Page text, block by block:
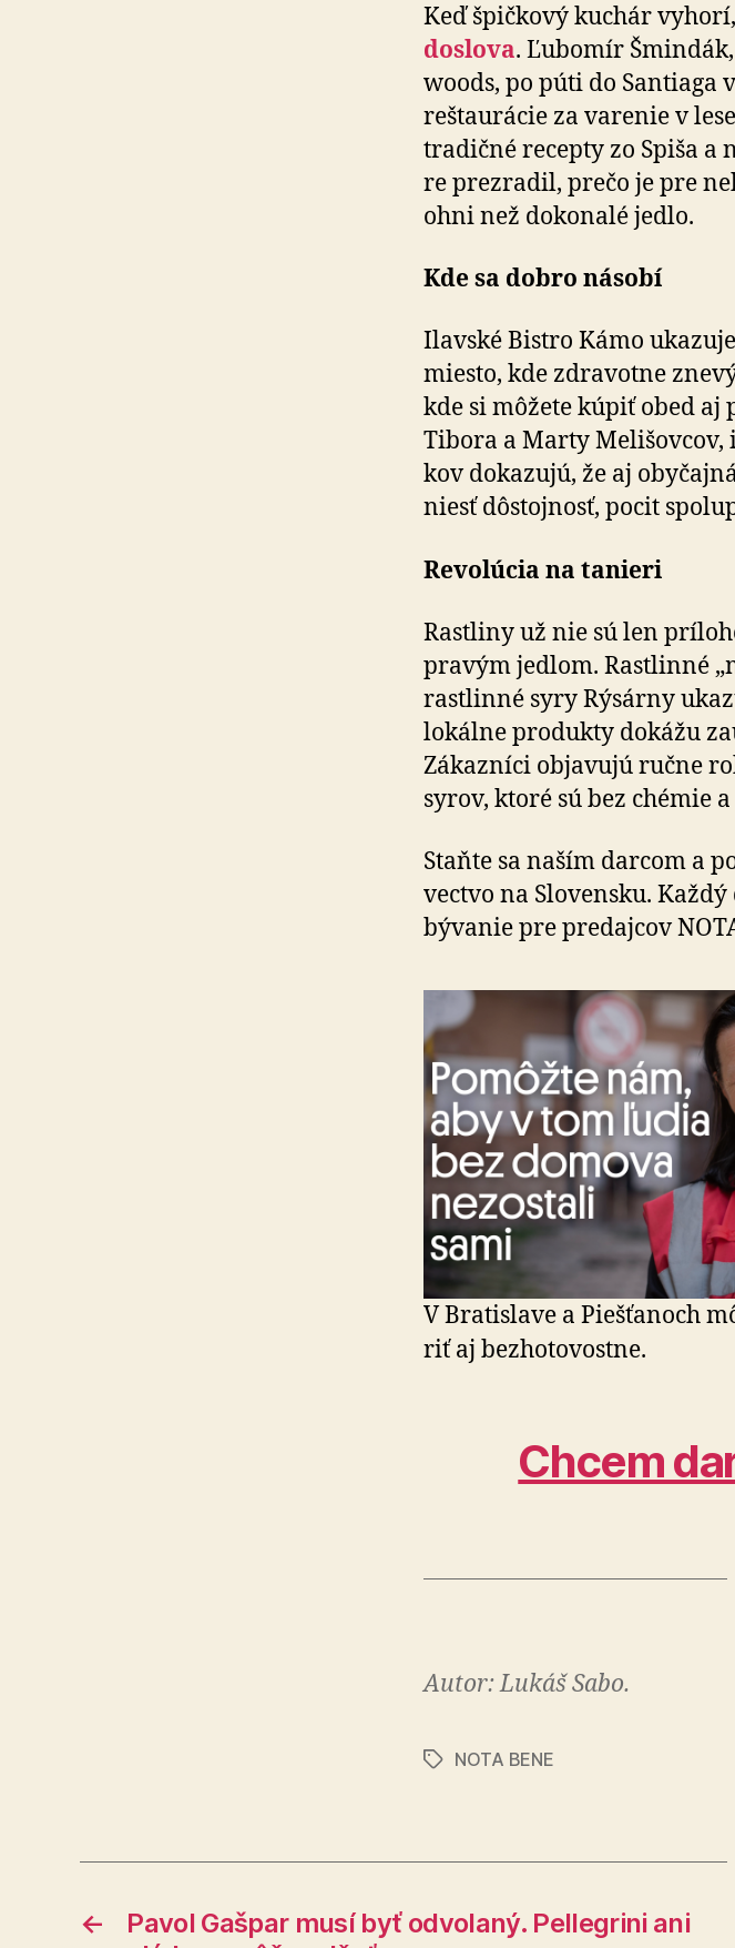
Keď špičkový kuchár
doslova. Ľubomír
woods, po púti do
reštaurácie za varenie v
tradičné recepty zo Spiša
re prezradil, prečo je pre
ohni než dokonalé jedlo.
Kde sa dobro násobí
Ilavské Bistro Kámo
miesto, kde zdravotne
kde si môžete kúpiť obed
Tibora a Marty
kov dokazujú, že aj
niesť dôstojnosť, pocit
Revolúcia na tanieri
Rastliny už nie sú len
pravým jedlom. Rastlinné
rastlinné syry Rýsárny
lokálne produkty dokážu
Zákazníci objavujú ručne
syrov, ktoré sú bez chémie
Staňte sa naším darcom a
vec­tvo na Slovensku.
bývanie pre predajcov
V Bratislave a Piešťanoch
riť aj bezhotovostne.
Chcem
Autor: Lukáš Sabo.
ZnačkyNOTA BENE
←
Pavol Gašpar musí byť odvolaný. Pellegrini ani